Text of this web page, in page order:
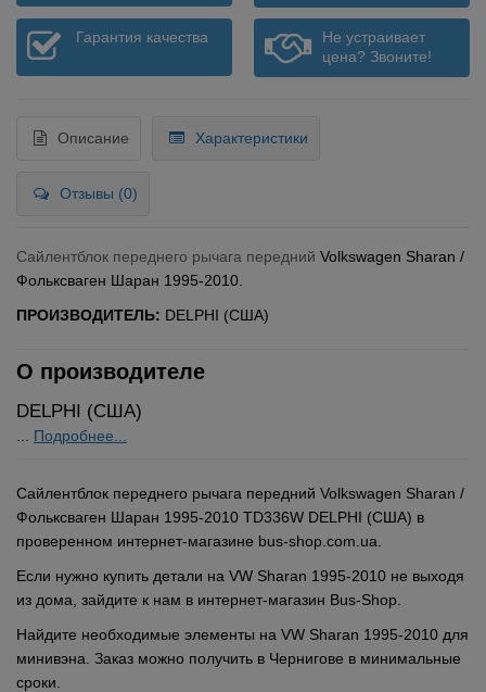
Гарантия качества
Не устраивает
цена? Звоните!
Описание Характеристики
Отзывы (0)
Сайлентблок переднего рычага передний Volkswagen Sharan /
Фольксваген Шаран 1995-2010.
ПРОИЗВОДИТЕЛЬ: DELPHI (США)
О производителе
DELPHI (США)
Подробнее...
Сайлентблок переднего рычага передний Volkswagen Sharan /
Фольксваген Шаран 1995-2010 TD336W DELPHI (США) в
проверенном интернет-магазине bus-shop.com.ua.
Если нужно купить детали на VW Sharan 1995-2010 не выходя
из дома, зайдите к нам в интернет-магазин Bus-Shop.
Найдите необходимые элементы на VW Sharan 1995-2010 для
минивэна. Заказ можно получить в Чернигове в минимальные
сроки.